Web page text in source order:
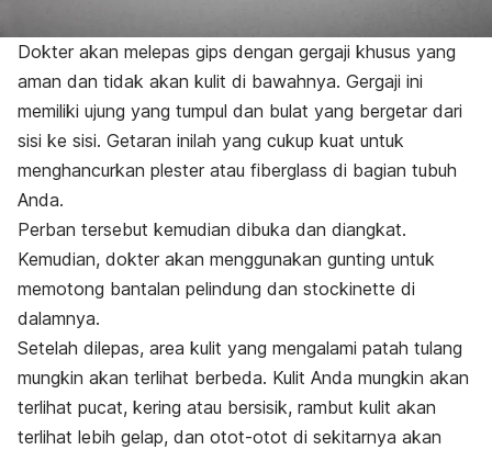
Dokter akan melepas gips dengan gergaji khusus yang
aman dan tidak akan kulit di bawahnya. Gergaji ini
memiliki ujung yang tumpul dan bulat yang bergetar dari
sisi ke sisi. Getaran inilah yang cukup kuat untuk
menghancurkan plester atau fiberglass di bagian tubuh
Anda.
Perban tersebut kemudian dibuka dan diangkat.
Kemudian, dokter akan menggunakan gunting untuk
memotong bantalan pelindung dan stockinette di
dalamnya.
Setelah dilepas, area kulit yang mengalami patah tulang
mungkin akan terlihat berbeda. Kulit Anda mungkin akan
terlihat pucat, kering atau bersisik, rambut kulit akan
terlihat lebih gelap, dan otot-otot di sekitarnya akan